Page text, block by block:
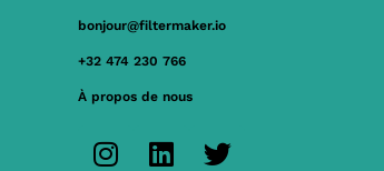
bonjour@filtermaker.io
+32 474 230 766
À propos de nous